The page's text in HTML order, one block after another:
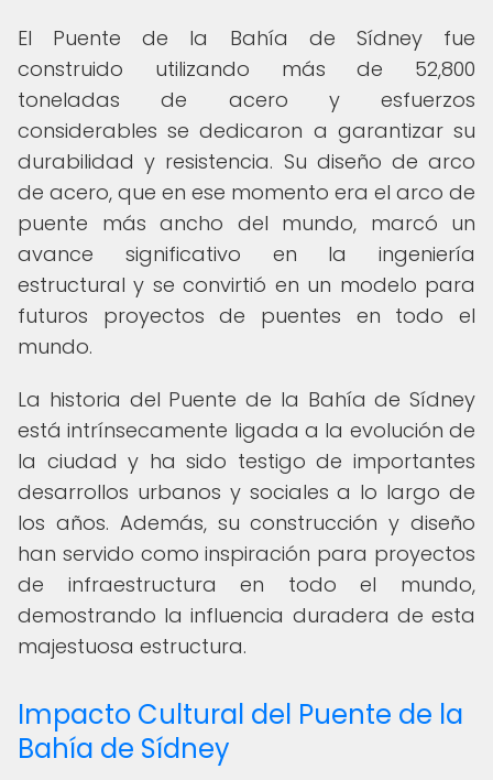
El Puente de la Bahía de Sídney fue
construido utilizando más de 52,800
toneladas de acero y esfuerzos
considerables se dedicaron a garantizar su
durabilidad y resistencia. Su diseño de arco
de acero, que en ese momento era el arco de
puente más ancho del mundo, marcó un
avance significativo en la ingeniería
estructural y se convirtió en un modelo para
futuros proyectos de puentes en todo el
mundo.
La historia del Puente de la Bahía de Sídney
está intrínsecamente ligada a la evolución de
la ciudad y ha sido testigo de importantes
desarrollos urbanos y sociales a lo largo de
los años. Además, su construcción y diseño
han servido como inspiración para proyectos
de infraestructura en todo el mundo,
demostrando la influencia duradera de esta
majestuosa estructura.
Impacto Cultural del Puente de la
Bahía de Sídney